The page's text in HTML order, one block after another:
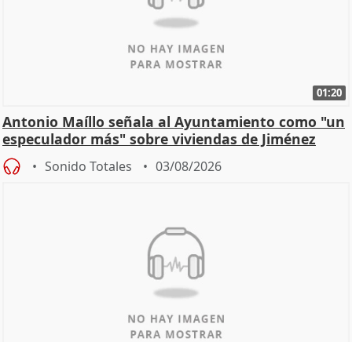
01:20
Antonio Maíllo señala al Ayuntamiento como "un
especulador más" sobre viviendas de Jiménez
Becerril
Sonido Totales 03/08/2026